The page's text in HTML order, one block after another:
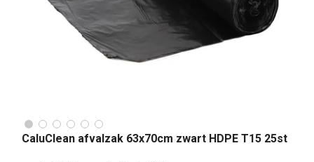
CaluClean afvalzak 63x70cm zwart HDPE T15 25st